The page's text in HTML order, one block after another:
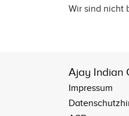
Wir sind nicht
Ajay Indian
Impressum